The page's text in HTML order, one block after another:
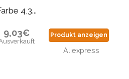
4,3...
9,03€ Produkt anzeigen
Aliexpress